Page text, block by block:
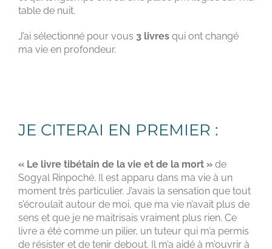
table de nuit.
J’ai sélectionné pour vous 3 livres qui ont changé
ma vie en profondeur.
JE CITERAI EN PREMIER :
« Le livre tibétain de la vie et de la mort » de
Sogyal Rinpoché. Il est apparu dans ma vie à un
moment très particulier. J’avais la sensation que tout
s’écroulait autour de moi, que ma vie n’avait plus de
sens et que je ne maitrisais vraiment plus rien. Ce
livre a été comme un pilier, un tuteur qui m’a permis
de résister et de tenir debout. Il m’a aidé à m’ouvrir à